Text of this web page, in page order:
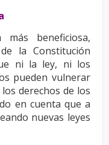
beneficiosa,
la Constitución
ni la ley, ni los
pueden vulnerar
derechos de los
en cuenta que a
nuevas leyes